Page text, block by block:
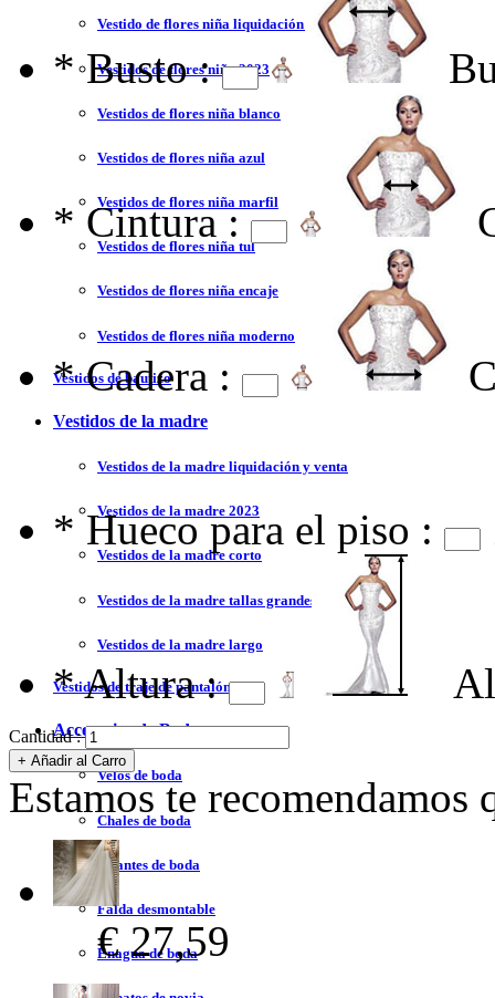
Vestido de flores niña liquidación y venta
Vestidos de flores niña 2023
Vestidos de flores niña blanco
Vestidos de flores niña azul
Vestidos de flores niña marfil
Vestidos de flores niña tul
Vestidos de flores niña encaje
Vestidos de flores niña moderno
Vestidos de bautizo
Vestidos de la madre
Vestidos de la madre liquidación y venta
Vestidos de la madre 2023
Vestidos de la madre corto
Vestidos de la madre tallas grandes
Vestidos de la madre largo
Vestidos de traje de pantalón
Accesorios de Boda
Velos de boda
Chales de boda
Guantes de boda
Falda desmontable
Enagua de boda
* Busto :
* Cintura :
* Cadera :
* Hueco para el piso :
*Altura :
Cantidad :
Estamos te recomendamos
€ 27,59